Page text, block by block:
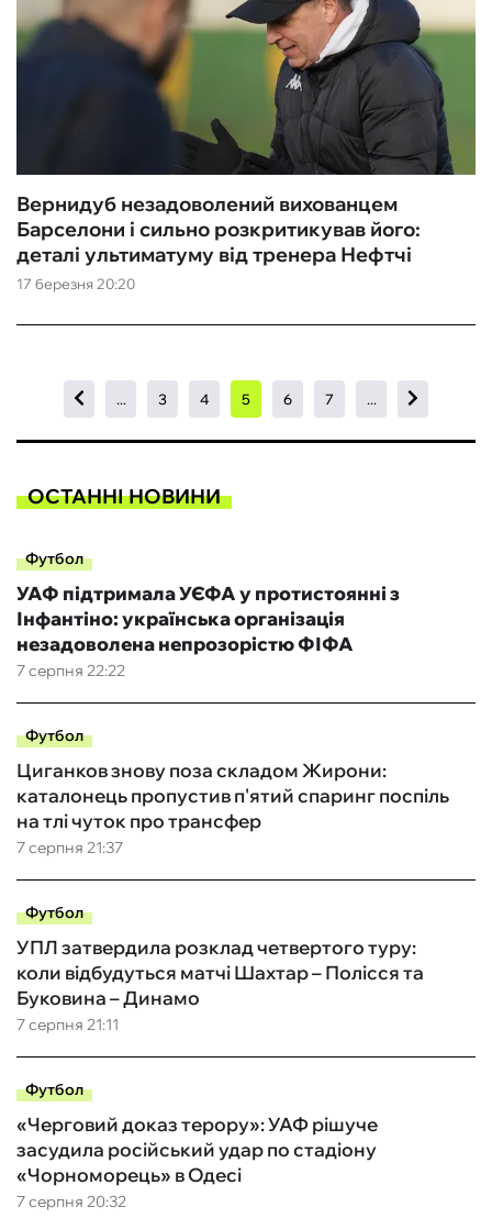
17 березня 20:20
Вернидуб незадоволений вихованцем
Барселони і сильно розкритикував його:
деталі ультиматуму від тренера Нефтчі
... 3 4 5 6 7 ...
ОСТАННІ НОВИНИ
Футбол
7 серпня 22:22
УАФ підтримала УЄФА у протистоянні з
Інфантіно: українська організація
незадоволена непрозорістю ФІФА
Футбол
7 серпня 21:37
Циганков знову поза складом Жирони:
каталонець пропустив п'ятий спаринг поспіль
на тлі чуток про трансфер
Футбол
7 серпня 21:11
УПЛ затвердила розклад четвертого туру:
коли відбудуться матчі Шахтар – Полісся та
Буковина – Динамо
Футбол
7 серпня 20:32
«Черговий доказ терору»: УАФ рішуче
засудила російський удар по стадіону
«Чорноморець» в Одесі